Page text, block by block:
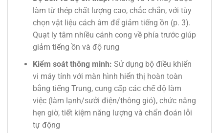
làm từ thép chất lượng cao, chắc chắn, với tùy
chọn vật liệu cách âm để giảm tiếng ồn (p. 3).
Quạt ly tâm nhiều cánh cong về phía trước giúp
giảm tiếng ồn và độ rung
Kiểm soát thông minh: Sử dụng bộ điều khiển
vi máy tính với màn hình hiển thị hoàn toàn
bằng tiếng Trung, cung cấp các chế độ làm
việc (làm lạnh/sưởi điện/thông gió), chức năng
hẹn giờ, tiết kiệm năng lượng và chẩn đoán lỗi
tự động